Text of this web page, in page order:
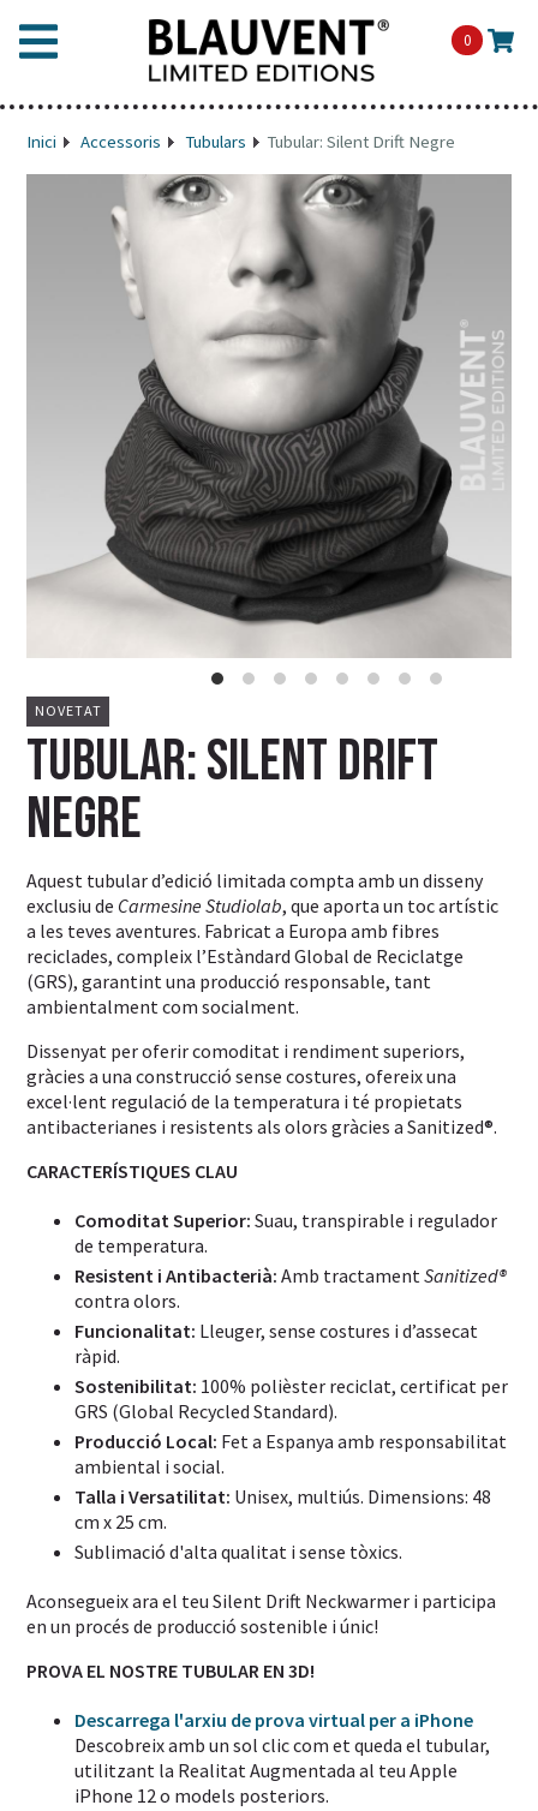
0
Inici Accessoris Tubulars Tubular: Silent Drift Negre
NOVETAT
Tubular: Silent Drift
Negre
Aquest tubular d’edició limitada compta amb un disseny
exclusiu de Carmesine Studiolab, que aporta un toc artístic
a les teves aventures. Fabricat a Europa amb fibres
reciclades, compleix l’Estàndard Global de Reciclatge
(GRS), garantint una producció responsable, tant
ambientalment com socialment.
Dissenyat per oferir comoditat i rendiment superiors,
gràcies a una construcció sense costures, ofereix una
excel·lent regulació de la temperatura i té propietats
antibacterianes i resistents als olors gràcies a Sanitized®.
CARACTERÍSTIQUES CLAU
Comoditat Superior: Suau, transpirable i regulador
de temperatura.
Resistent i Antibacterià: Amb tractamentSanitized®
contra olors.
Funcionalitat: Lleuger, sense costures i d’assecat
ràpid.
Sostenibilitat: 100% polièster reciclat, certificat per
GRS (Global Recycled Standard).
Producció Local: Fet a Espanya amb responsabilitat
ambiental i social.
Talla i Versatilitat: Unisex, multiús. Dimensions: 48
cm x 25 cm.
Sublimació d'alta qualitat i sense tòxics.
Aconsegueix ara el teu Silent Drift Neckwarmer i participa
en un procés de producció sostenible i únic!
PROVA EL NOSTRE TUBULAR EN 3D!
Descarrega l'arxiu de prova virtual per a iPhone
Descobreix amb un sol clic com et queda el tubular,
utilitzant la Realitat Augmentada al teu Apple
iPhone 12 o models posteriors.